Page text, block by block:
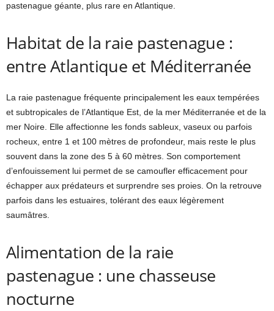
pastenague géante, plus rare en Atlantique.
Habitat de la raie pastenague :
entre Atlantique et Méditerranée
La raie pastenague fréquente principalement les eaux tempérées
et subtropicales de l’Atlantique Est, de la mer Méditerranée et de la
mer Noire. Elle affectionne les fonds sableux, vaseux ou parfois
rocheux, entre 1 et 100 mètres de profondeur, mais reste le plus
souvent dans la zone des 5 à 60 mètres. Son comportement
d’enfouissement lui permet de se camoufler efficacement pour
échapper aux prédateurs et surprendre ses proies. On la retrouve
parfois dans les estuaires, tolérant des eaux légèrement
saumâtres.
Alimentation de la raie
pastenague : une chasseuse
nocturne